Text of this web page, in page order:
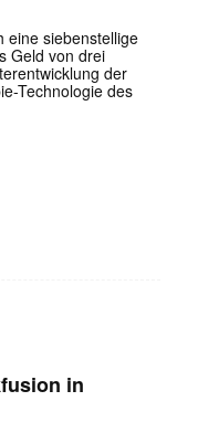
eine siebenstellige
Geld von drei
der
Technologie des
in